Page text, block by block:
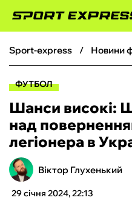
ФУТБОЛ
БОКС
ХОКЕЙ
ТЕНІС
sport-express новини
ФУТБОЛ
Шанси високі:
над
легіонера в
Віктор Глухенький
29 січня 2024, 22:13